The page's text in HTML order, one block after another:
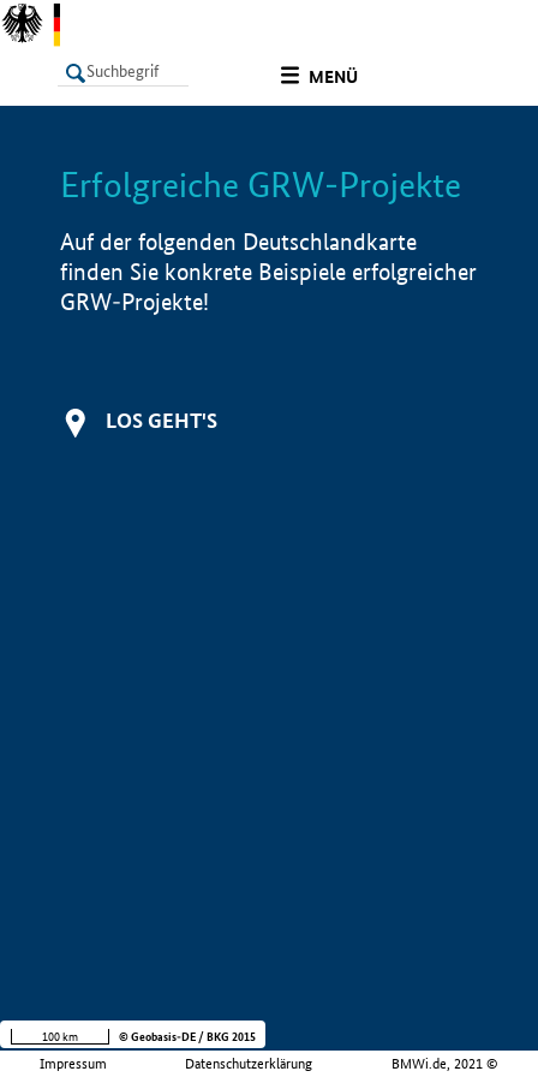
MENÜ
LISTE Info
Erfolgreiche GRW-Projekte
Auf der folgenden Deutschlandkarte
finden Sie konkrete Beispiele erfolgreicher
GRW-Projekte!
LOS GEHT'S
Impressum Datenschutzerklärung BMWi.de, 2021 ©
100 km © Geobasis-DE / BKG 2015